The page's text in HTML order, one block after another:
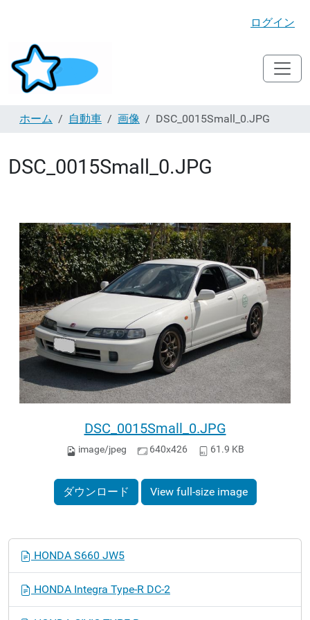
ログイン
ホーム 自動車 画像 DSC_0015Small_0.JPG
DSC_0015Small_0.JPG
DSC_0015Small_0.JPG
image/jpeg 640x426 61.9 KB
ダウンロード View full-size image
HONDA S660 JW5
HONDA Integra Type-R DC-2